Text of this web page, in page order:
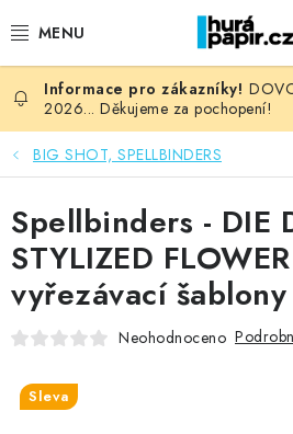
na
NOVINKY
HURÁ DÍLNA
VŠECHNO ZBOŽÍ
KNIHAŘSKÝ MATERIÁL
OBLÍBENÉ ♥️
2026... Děkujeme za pochopení!
BIG SHOT, SPELLBINDERS
Spellbinders - DIE
STYLIZED
vyřezávací šablony
Neohodnoceno
Sleva